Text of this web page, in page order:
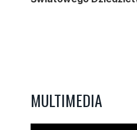
MULTIMEDIA